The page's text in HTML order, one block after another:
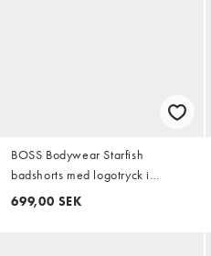
BOSS Bodywear Starfish
badshorts med logotryck i
mörkgrått
699,00 SEK